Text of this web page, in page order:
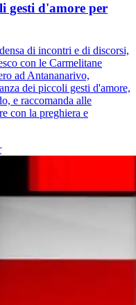
gesti d'amore per
di incontri e di discorsi,
con le Carmelitane
ad Antananarivo,
dei piccoli gesti d'amore,
e raccomanda alle
con la preghiera e